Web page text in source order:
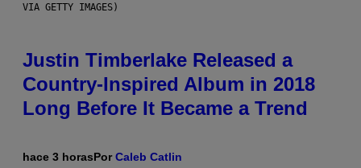
VIA GETTY IMAGES)
Justin Timberlake Released a
Country-Inspired Album in 2018
Long Before It Became a Trend
hace 3 horasPorCaleb Catlin